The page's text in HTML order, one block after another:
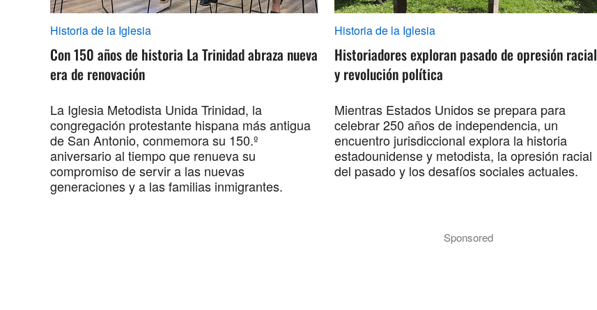
Historia de la Iglesia
Con 150 años de historia La Trinidad abraza nueva
era de renovación
La Iglesia Metodista Unida Trinidad, la
congregación protestante hispana más antigua
de San Antonio, conmemora su 150.º
aniversario al tiempo que renueva su
compromiso de servir a las nuevas
generaciones y a las familias inmigrantes.
Historia de la Iglesia
Historiadores exploran pasado de opresión racial
y revolución política
Mientras Estados Unidos se prepara para
celebrar 250 años de independencia, un
encuentro jurisdiccional explora la historia
estadounidense y metodista, la opresión racial
del pasado y los desafíos sociales actuales.
Sponsored